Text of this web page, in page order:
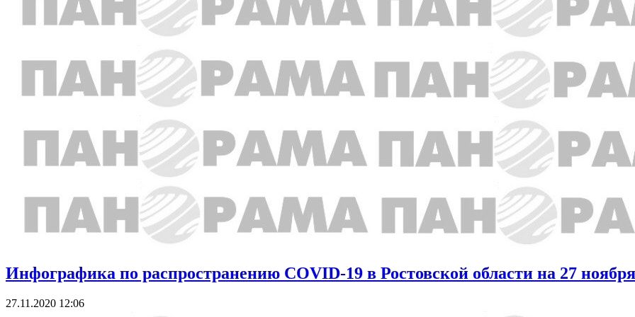
Инфографика по распространению COVID-19 в Ростовской области на 27 ноября
27.11.2020 12:06